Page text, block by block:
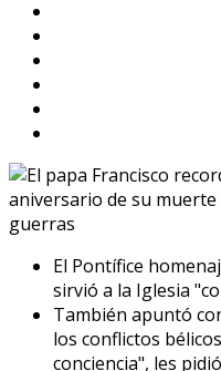
El Pontífice
sirvió a la Iglesia
También apuntó
los conflictos
conciencia", les